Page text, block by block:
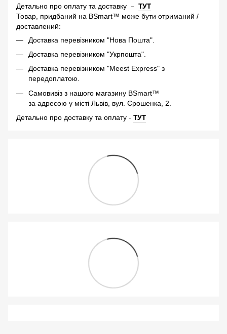
Детально про оплату та доставку – ТУТ
Товар, придбаний на BSmart™ може бути отриманий /
доставлений:
Доставка перевізником "Нова Пошта".
Доставка перевізником "Укрпошта".
Доставка перевізником "Meest Express" з
передоплатою.
Самовивіз з нашого магазину BSmart™
за адресою у місті Львів, вул. Єрошенка, 2.
Детально про доставку та оплату - ТУТ